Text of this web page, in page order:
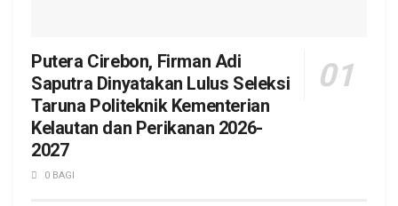
Putera Cirebon, Firman Adi
Saputra Dinyatakan Lulus Seleksi
Taruna Politeknik Kementerian
Kelautan dan Perikanan 2026-
2027
0 BAGI